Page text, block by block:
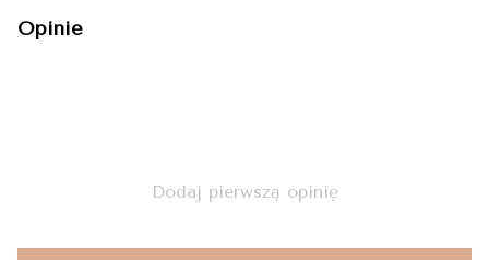
Opinie
Dodaj pierwszą opinię